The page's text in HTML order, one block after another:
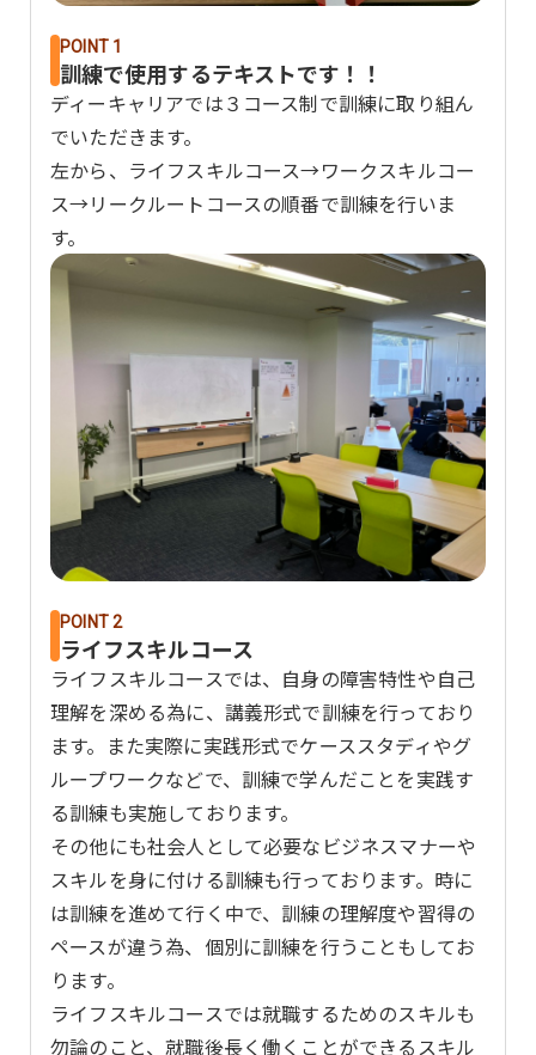
POINT 1
訓練で使用するテキストです！！
ディーキャリアでは３コース制で訓練に取り組ん
でいただきます。
左から、ライフスキルコース→ワークスキルコー
ス→リークルートコースの順番で訓練を行いま
す。
POINT 2
ライフスキルコース
ライフスキルコースでは、自身の障害特性や自己
理解を深める為に、講義形式で訓練を行っており
ます。また実際に実践形式でケーススタディやグ
ループワークなどで、訓練で学んだことを実践す
る訓練も実施しております。
その他にも社会人として必要なビジネスマナーや
スキルを身に付ける訓練も行っております。時に
は訓練を進めて行く中で、訓練の理解度や習得の
ペースが違う為、個別に訓練を行うこともしてお
ります。
ライフスキルコースでは就職するためのスキルも
勿論のこと、就職後長く働くことができるスキル